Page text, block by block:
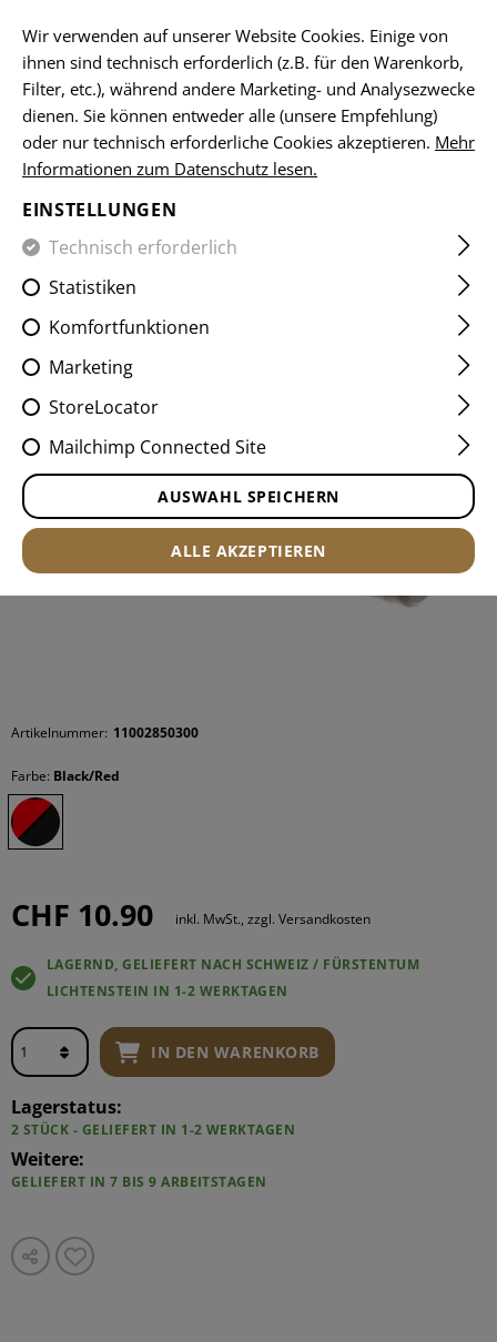
15.08.2026 abweichen können
HOME EQUIPMENT ACCESSOIRES
18650 BATTERY 3.7V
2600MAH
Artikelnummer: 11002850300
Farbe: Black/Red
CHF 10.90 inkl. MwSt., zzgl. Versandkosten
LAGERND, GELIEFERT NACH SCHWEIZ / FÜRSTENTUM
LICHTENSTEIN IN 1-2 WERKTAGEN
IN DEN WARENKORB
Lagerstatus:
2 STÜCK - GELIEFERT IN 1-2 WERKTAGEN
Weitere:
GELIEFERT IN 7 BIS 9 ARBEITSTAGEN
Wir verwenden auf unserer Website Cookies. Einige von
ihnen sind technisch erforderlich (z.B. für den Warenkorb,
Filter, etc.), während andere Marketing- und Analysezwecke
dienen. Sie können entweder alle (unsere Empfehlung)
oder nur technisch erforderliche Cookies akzeptieren. Mehr
Informationen zum Datenschutz lesen.
EINSTELLUNGEN
Technisch erforderlich
Statistiken
Komfortfunktionen
Marketing
StoreLocator
Mailchimp Connected Site
AUSWAHL SPEICHERN
ALLE AKZEPTIEREN